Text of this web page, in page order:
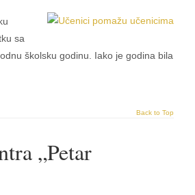
sa
školsku godinu. Iako je godina bila
Back to Top
„Petar